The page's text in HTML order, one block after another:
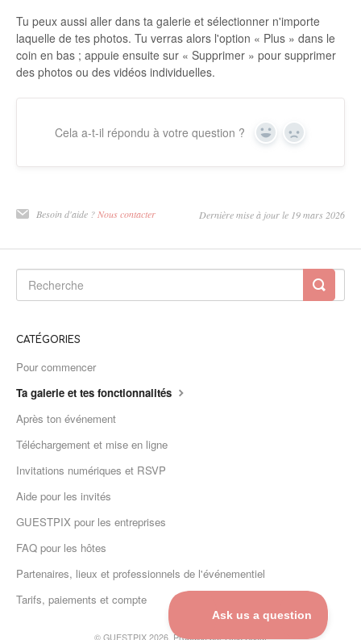
Tu peux aussi aller dans ta galerie et sélectionner n'importe
laquelle de tes photos. Tu verras alors l'option « Plus » dans le
coin en bas ; appuie ensuite sur « Supprimer » pour supprimer
des photos ou des vidéos individuelles.
Cela a-t-il répondu à votre question ? Oui Non
Besoin d'aide ?Nous contacter Dernière mise à jour le 19 mars 2026
CATÉGORIES
Pour commencer
Ta galerie et tes fonctionnalités
Après ton événement
Téléchargement et mise en ligne
Invitations numériques et RSVP
Aide pour les invités
GUESTPIX pour les entreprises
FAQ pour les hôtes
Partenaires, lieux et professionnels de l'événementiel
Tarifs, paiements et compte
© GUESTPIX 2026. Propulsé parHelp Scout